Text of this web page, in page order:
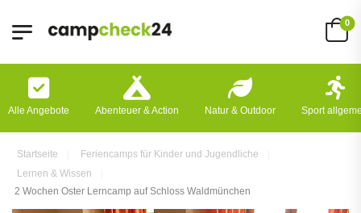
0
Alle Angebote Abenteuer & Action Natur & Outdoor Sport
Startseite
Feriencamps für Kinder und Jugendliche
Lernen & Wissen
2 Wochen Oster Lerncamp auf Schloss Waldmünchen